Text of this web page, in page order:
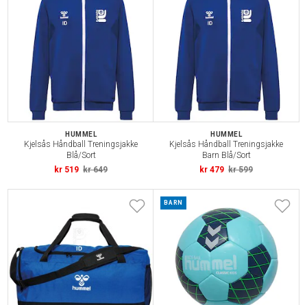
HUMMEL
Kjelsås Håndball Treningsjakke
Blå/Sort
kr 519 kr 649
HUMMEL
Kjelsås Håndball Treningsjakke
Barn Blå/Sort
kr 479 kr 599
BARN